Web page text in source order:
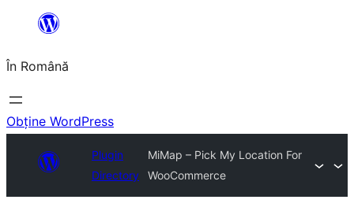
conținut
În Română
Obține WordPress
Plugin
Directory
MiMap – Pick My Location For
WooCommerce